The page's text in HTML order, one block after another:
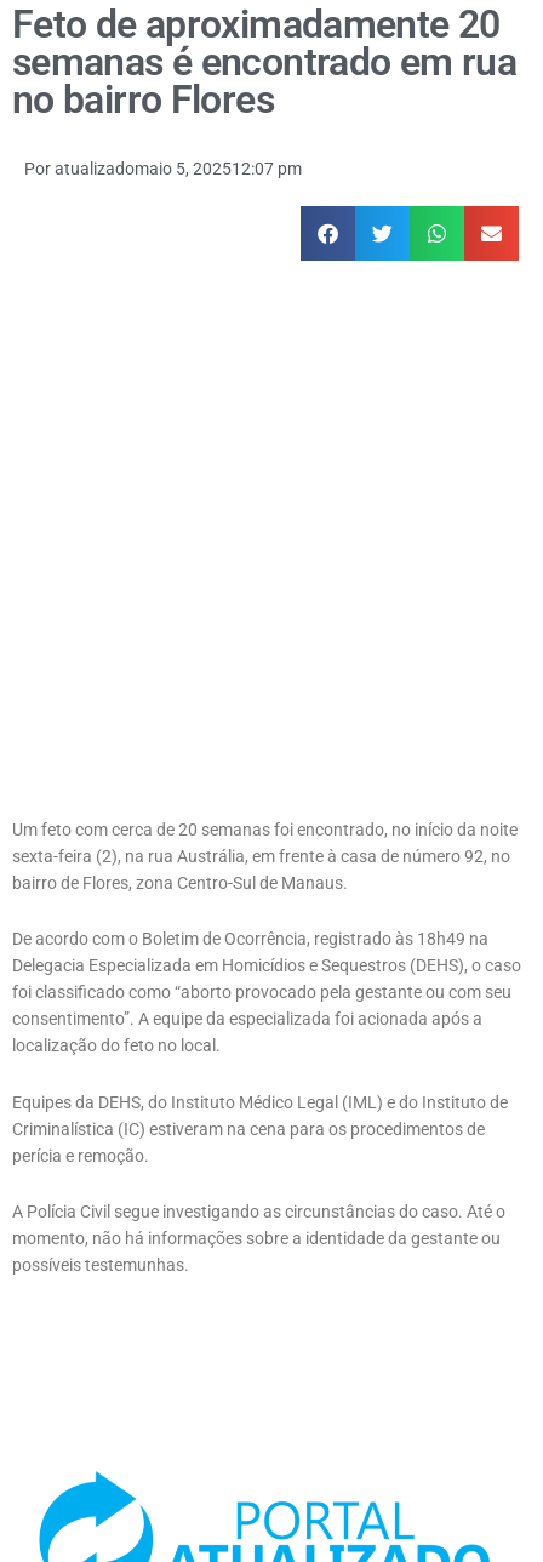
Feto de aproximadamente 20
semanas é encontrado em rua
no bairro Flores
Poratualizadomaio 5, 202512:07 pm
Um feto com cerca de 20 semanas foi encontrado, no início da noite
sexta-feira (2), na rua Austrália, em frente à casa de número 92, no
bairro de Flores, zona Centro-Sul de Manaus.
De acordo com o Boletim de Ocorrência, registrado às 18h49 na
Delegacia Especializada em Homicídios e Sequestros (DEHS), o caso
foi classificado como “aborto provocado pela gestante ou com seu
consentimento”. A equipe da especializada foi acionada após a
localização do feto no local.
Equipes da DEHS, do Instituto Médico Legal (IML) e do Instituto de
Criminalística (IC) estiveram na cena para os procedimentos de
perícia e remoção.
A Polícia Civil segue investigando as circunstâncias do caso. Até o
momento, não há informações sobre a identidade da gestante ou
possíveis testemunhas.